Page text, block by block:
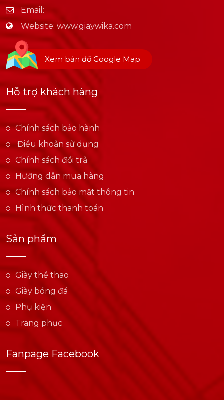
Email:
Website: www.giaywika.com
Xem bản đồ Google Map
Hỗ trợ khách hàng
Chính sách bảo hành
Điều khoản sử dụng
Chính sách đổi trả
Hướng dẫn mua hàng
Chính sách bảo mật thông tin
Hình thức thanh toán
Sản phẩm
Giày thể thao
Giày bóng đá
Phụ kiện
Trang phục
Fanpage Facebook